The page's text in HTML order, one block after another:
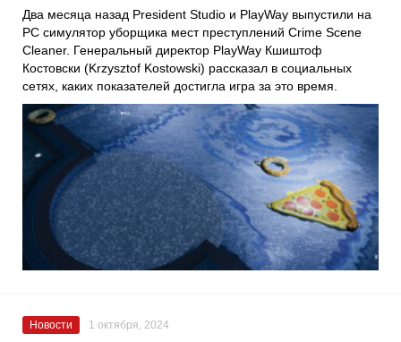
Два месяца назад President Studio и PlayWay выпустили на
PC симулятор уборщика мест преступлений Crime Scene
Cleaner. Генеральный директор PlayWay Кшиштоф
Костовски (Krzysztof Kostowski) рассказал в социальных
сетях, каких показателей достигла игра за это время.
Новости 1 октября, 2024